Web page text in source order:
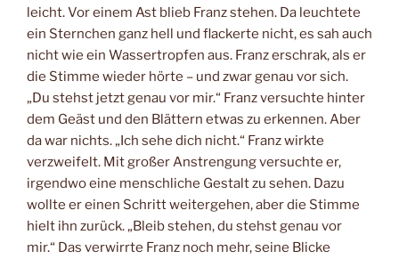
leicht. Vor einem Ast blieb Franz stehen. Da leuchtete
ein Sternchen ganz hell und flackerte nicht, es sah auch
nicht wie ein Wassertropfen aus. Franz erschrak, als er
die Stimme wieder hörte – und zwar genau vor sich.
„Du stehst jetzt genau vor mir.“ Franz versuchte hinter
dem Geäst und den Blättern etwas zu erkennen. Aber
da war nichts. „Ich sehe dich nicht.“ Franz wirkte
verzweifelt. Mit großer Anstrengung versuchte er,
irgendwo eine menschliche Gestalt zu sehen. Dazu
wollte er einen Schritt weitergehen, aber die Stimme
hielt ihn zurück. „Bleib stehen, du stehst genau vor
mir.“ Das verwirrte Franz noch mehr, seine Blicke